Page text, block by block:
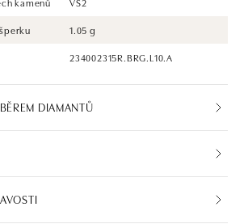
1.05 g
234002315R.BRG.L10.A
DIAMANTŮ